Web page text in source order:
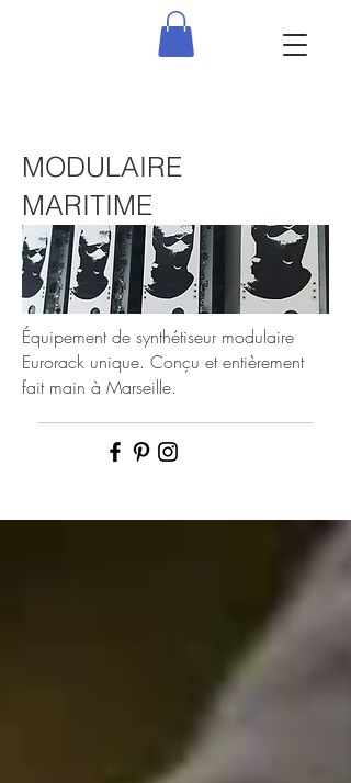
MODULAIRE
MARITIME
Équipement de synthétiseur modulaire
Eurorack unique. Conçu et entièrement
fait main à Marseille.